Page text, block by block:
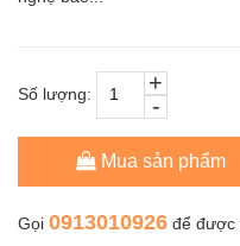
Số lượng: -
+
Mua sản phẩm
Gọi 0913010926 để được